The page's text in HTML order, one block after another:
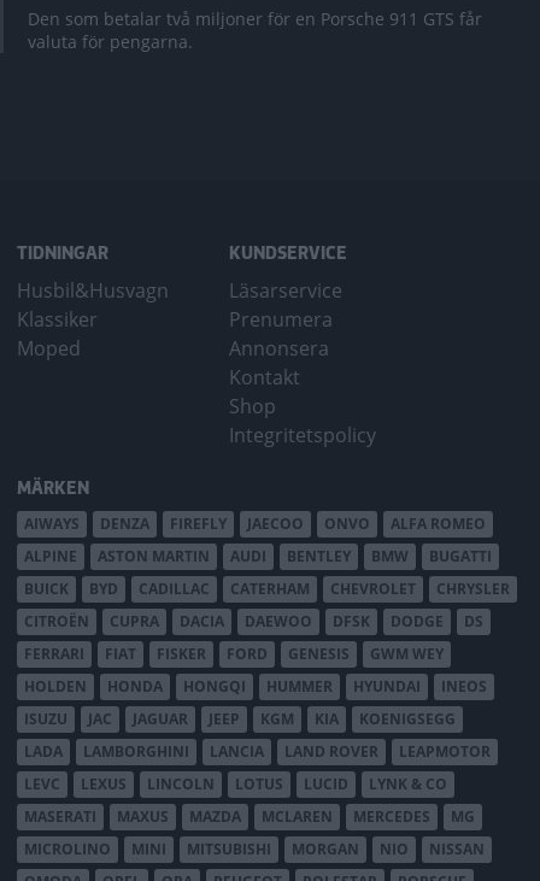
Den som betalar två miljoner för en Porsche 911 GTS får
valuta för pengarna.
TIDNINGAR
Husbil&Husvagn
Klassiker
Moped
KUNDSERVICE
Läsarservice
Prenumera
Annonsera
Kontakt
Shop
Integritetspolicy
MÄRKEN
AIWAYS DENZA FIREFLY JAECOO ONVO
ALFA ROMEO
ALPINE
ASTON MARTIN AUDI BENTLEY BMW
BUGATTI
BUICK
BYD CADILLAC CATERHAM CHEVROLET
CHRYSLER
CITROËN
CUPRA DACIA DAEWOO DFSK DODGE
DS
FERRARI
FIAT FISKER FORD GENESIS
GWM WEY
HOLDEN
HONDA HONGQI HUMMER HYUNDAI
INEOS
ISUZU
JAC JAGUAR JEEP KGM KIA
KOENIGSEGG
LADA
LAMBORGHINI LANCIA LAND ROVER
LEAPMOTOR
LEVC
LEXUS LINCOLN LOTUS LUCID
LYNK & CO
MASERATI
MAXUS MAZDA MCLAREN MERCEDES
MG
MICROLINO
MINI MITSUBISHI MORGAN NIO
NISSAN